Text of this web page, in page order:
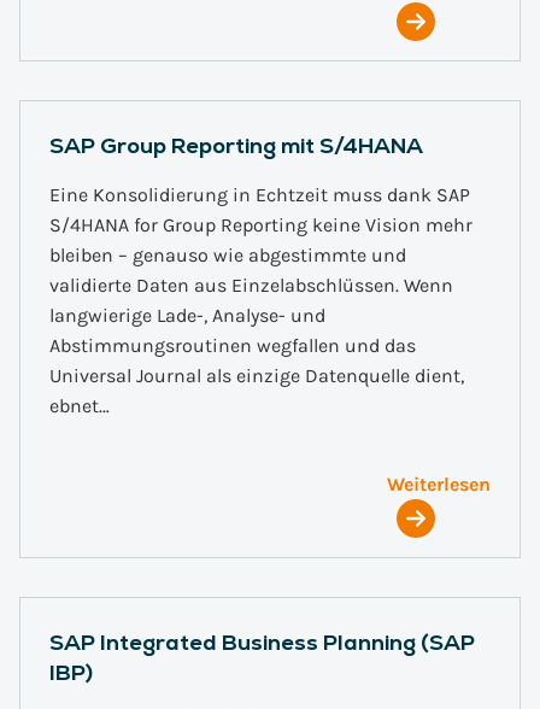
SAP Group Reporting mit S/4HANA
Eine Konsolidierung in Echtzeit muss dank SAP
S/4HANA for Group Reporting keine Vision mehr
bleiben – genauso wie abgestimmte und
validierte Daten aus Einzelabschlüssen. Wenn
langwierige Lade-, Analyse- und
Abstimmungsroutinen wegfallen und das
Universal Journal als einzige Datenquelle dient,
ebnet…
Weiterlesen
SAP Integrated Business Planning (SAP
IBP)